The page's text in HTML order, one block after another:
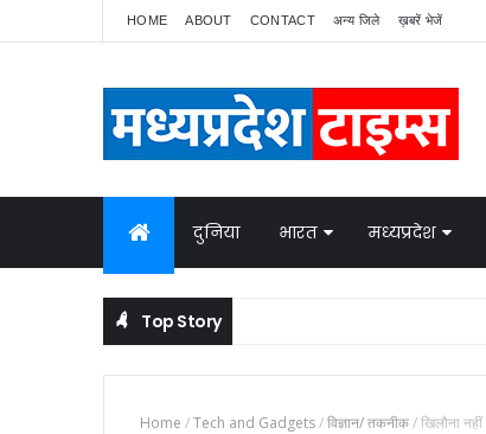
HOME ABOUT CONTACT अन्य जिले ख़बरें भेजें
दुनिया भारत मध्यप्रदेश
Top Story
Home /Tech and Gadgets/विज्ञान/ तकनीक/खिलौना